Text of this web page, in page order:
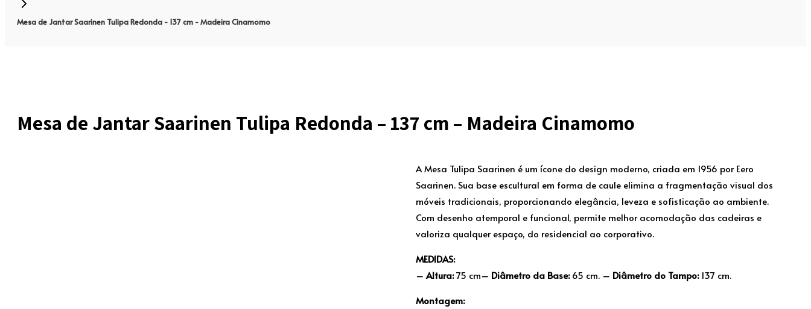
Mesa de Jantar Saarinen Tulipa Redonda - 137 cm - Madeira Cinamomo
Mesa de Jantar Saarinen Tulipa Redonda – 137 cm – Madeira Cinamomo
A Mesa Tulipa Saarinen é um ícone do design moderno, criada em 1956 por Eero
Saarinen. Sua base escultural em forma de caule elimina a fragmentação visual dos
móveis tradicionais, proporcionando elegância, leveza e sofisticação ao ambiente.
Com desenho atemporal e funcional, permite melhor acomodação das cadeiras e
valoriza qualquer espaço, do residencial ao corporativo.
MEDIDAS:
– Altura:75 cm– Diâmetro da Base:65 cm. – Diâmetro do Tampo: 137 cm.
Montagem: